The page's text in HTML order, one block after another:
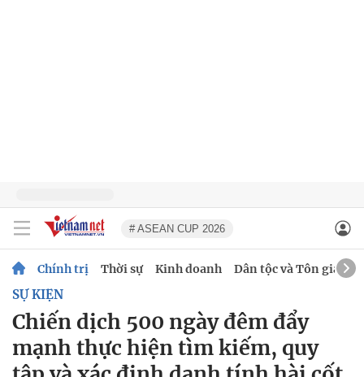
# ASEAN CUP 2026
Chính trị Thời sự Kinh doanh Dân tộc và Tôn giáo
SỰ KIỆN
Chiến dịch 500 ngày đêm đẩy
mạnh thực hiện tìm kiếm, quy